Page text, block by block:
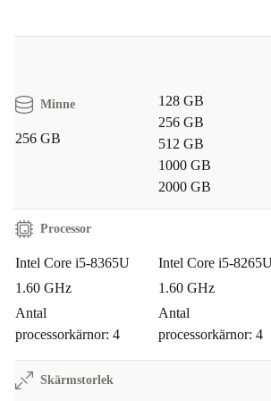
distansarbete?
Den här laptopen har kraften och
anteckningar, uppsatser, digitala
– allt i ett smidigt format.
Kan jag koppla in flera tillbehör?
ansluter du lätt extra skärmar,
Minne
256 GB
128 GB
256 GB
512 GB
1000 GB
2000 GB
Processor
Intel Core i5-8365U
1.60 GHz
Antal
processorkärnor: 4
Intel Core i5-8265U
1.60 GHz
Antal
processorkärnor: 4
Skärmstorlek